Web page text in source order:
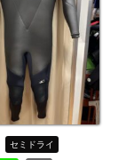
セミドライ